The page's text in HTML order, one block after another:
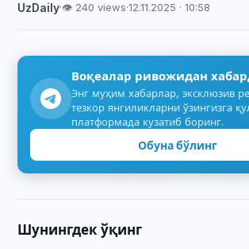
UzDaily·👁 240 views·12.11.2025 · 10:58
Воқеалар ривожидан
Энг муҳим хабарлар, эксклюзив
тезкор янгиликларни ўзингизга
платформада кузатиб боринг.
Обуна бўлинг
Шунингдек ўқинг